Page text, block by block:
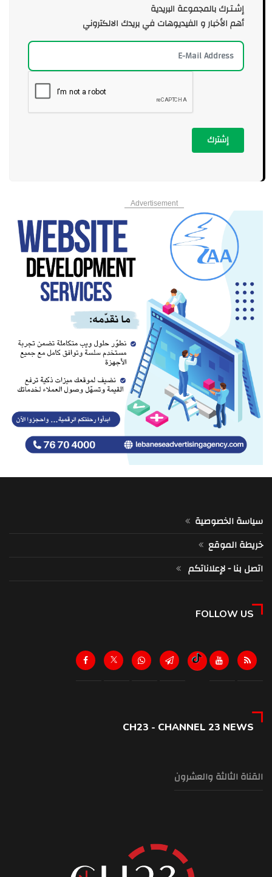
إشـتـرك بالمجموعة البريدية
أهم الأخبار و الفيديوهات في بريدك الالكتروني
إشترك
Advertisement
سياسة الخصوصية
خريطة الموقع
اتصل بنا - لإعلاناتكم
FOLLOW US
CH23 - CHANNEL 23 NEWS
القناة الثالثة والعشرون